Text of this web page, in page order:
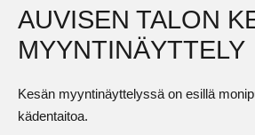
AUVISEN TALON
MYYNTINÄYTTELY
Kesän myyntinäyttelyssä on esillä
kädentaitoa.